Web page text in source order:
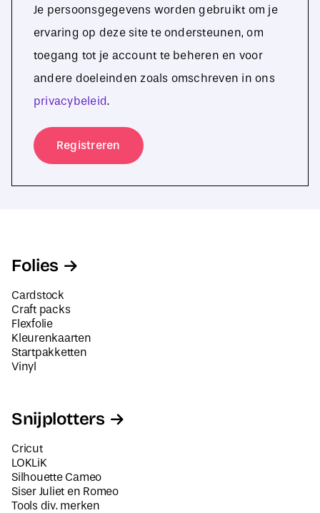
Je persoonsgegevens worden gebruikt om je
ervaring op deze site te ondersteunen, om
toegang tot je account te beheren en voor
andere doeleinden zoals omschreven in ons
privacybeleid.
Registreren
Folies
Cardstock
Craft packs
Flexfolie
Kleurenkaarten
Startpakketten
Vinyl
Snijplotters
Cricut
LOKLiK
Silhouette Cameo
Siser Juliet en Romeo
Tools div. merken